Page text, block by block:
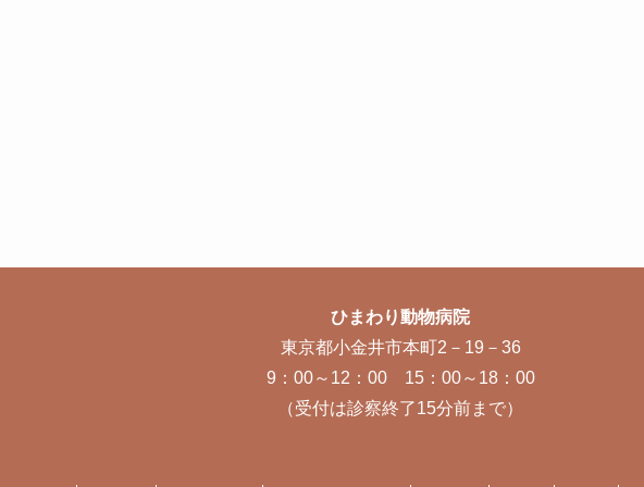
ひまわり動物病院
東京都小金井市本町2－19－36
9：00～12：00 15：00～18：00
（受付は診察終了15分前まで）